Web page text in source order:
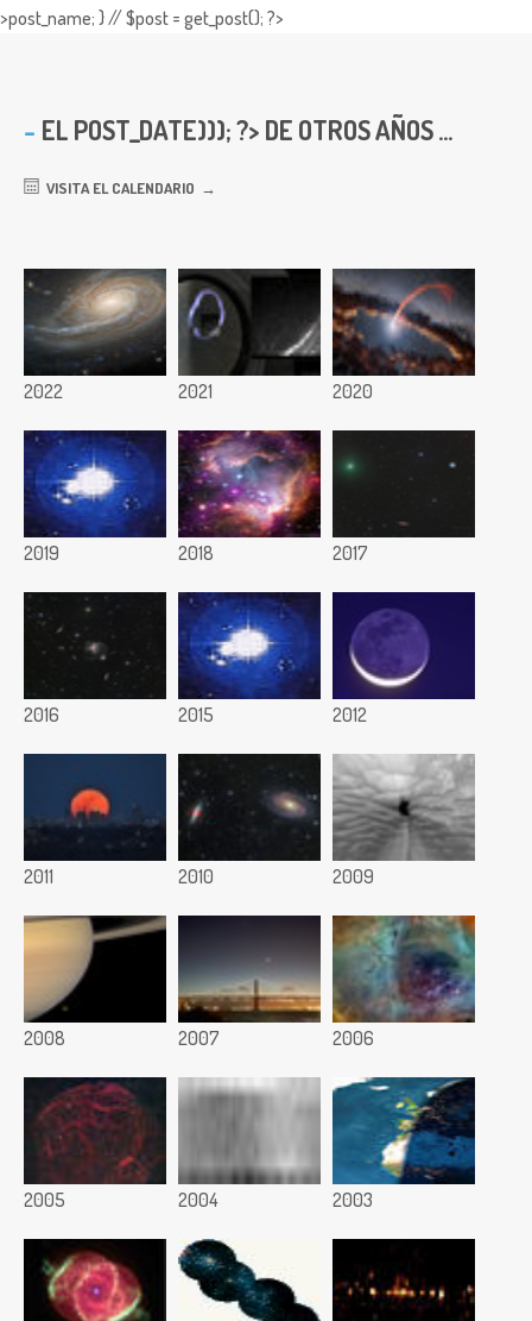
>post_name; } // $post = get_post(); ?>
EL POST_DATE))); ?> DE OTROS AÑOS ...
VISITA EL CALENDARIO
2022 2021 2020
2019 2018 2017
2016 2015 2012
2011 2010 2009
2008 2007 2006
2005 2004 2003